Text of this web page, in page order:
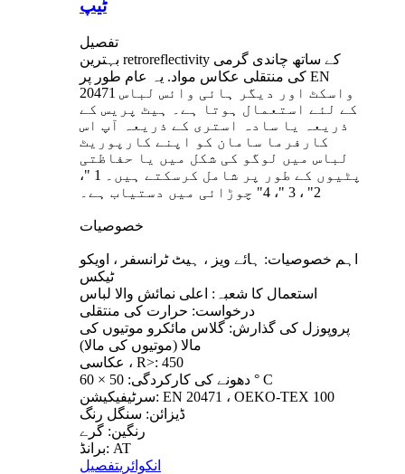
ٹیپ
تفصیل
بہترین retroreflectivity کے ساتھ چاندی گرمی
کی منتقلی عکاس مواد. یہ عام طور پر EN
20471 واسکٹ اور دیگر ہائی وائس لباس
کے لئے استعمال ہوتا ہے۔ ہیٹ پریس کے
ذریعہ یا سادہ استری کے ذریعہ آپ اس
کارفرما سامان کو اپنے کارپوریٹ
لباس میں لوگو کی شکل میں یا حفاظتی
پٹیوں کے طور پر شامل کرسکتے ہیں۔ 1 "،
2" ، 3 "، 4" چوڑائی میں دستیاب ہے۔
خصوصیات
اہم خصوصیات: ہائے ویز ، ہیٹ ٹرانسفر ، اویکو
ٹیکس
استعمال کا شعبہ: اعلی نمائش والا لباس
درخواست: حرارت کی منتقلی
پروپوزل کی گذارش: گلاس مائکرو موتیوں کی
مالا (موتیوں کی مالا)
عکاسی ، R>: 450
دھونے کی کارکردگی: 50 × 60 ° C
سرٹیفیکیشن: EN 20471 ، OEKO-TEX 100
ڈیزائن: سنگل رنگ
رنگین: گرے
برانڈ: AT
انکوائریتفصیل